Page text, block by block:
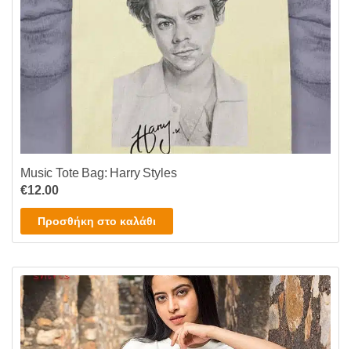
Music Tote Bag: Harry Styles
€12.00
Προσθήκη στο καλάθι